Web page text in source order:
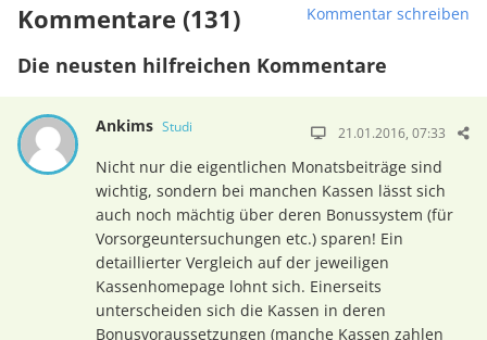
Kommentare (131) Kommentar schreiben
Die neusten hilfreichen Kommentare
Ankims Studi 21.01.2016, 07:33
Nicht nur die eigentlichen Monatsbeiträge sind
wichtig, sondern bei manchen Kassen lässt sich
auch noch mächtig über deren Bonussystem (für
Vorsorgeuntersuchungen etc.) sparen! Ein
detaillierter Vergleich auf der jeweiligen
Kassenhomepage lohnt sich. Einerseits
unterscheiden sich die Kassen in deren
Bonusvoraussetzungen (manche Kassen zahlen